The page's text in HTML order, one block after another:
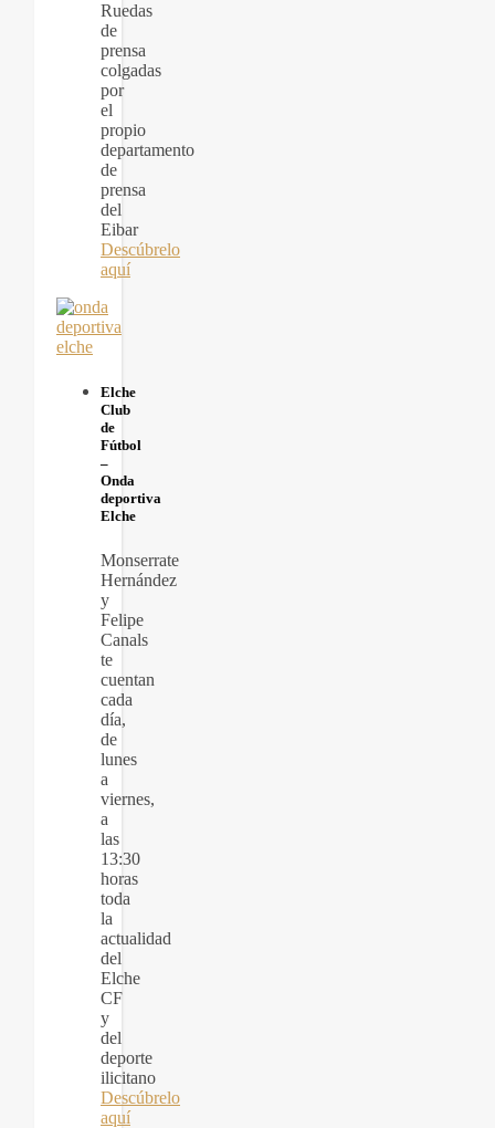
Ruedas
de
prensa
colgadas
por
el
propio
departamento
de
prensa
del
Eibar
Descúbrelo
aquí
Elche
Club
de
Fútbol
–
Onda
deportiva
Elche
Monserrate
Hernández
y
Felipe
Canals
te
cuentan
cada
día,
de
lunes
a
viernes,
a
las
13:30
horas
toda
la
actualidad
del
Elche
CF
y
del
deporte
ilicitano
Descúbrelo
aquí